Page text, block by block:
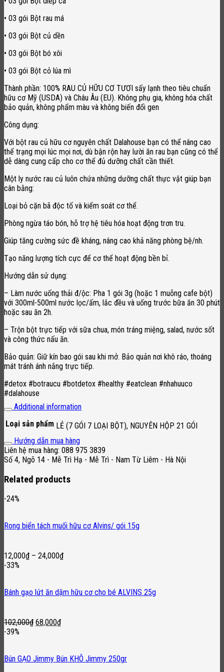
• 03 gói Bột rau má
• 03 gói Bột củ dền
• 03 gói Bột bó xôi
• 03 gói Bột cỏ lúa mì
Thành phần: 100% RAU CỦ HỮU CƠ TƯƠI sấy lạnh theo tiêu chuẩn
hữu cơ Mỹ (USDA) và Châu Âu (EU). Không phụ gia, không hóa chất
bảo quản, không phẩm màu và không biến đổi gen
Công dụng:
Với bột rau củ hữu cơ nguyên chất Dalahouse bạn có thể nâng cao
thể trạng mọi lúc mọi nơi, dù bận rộn hay lười ăn rau bạn cũng có thể
dễ dàng cung cấp cho cơ thể đủ dưỡng chất cần thiết.
Một ly nước rau củ luôn chứa những dưỡng chất thực vật giúp bạn
cân bằng:
Loại bỏ cặn bã độc tố và kiểm soát cơ thể.
Phòng ngừa táo bón, hỗ trợ hệ tiêu hóa hoạt động trơn tru.
Giúp tăng cường sức đề kháng, nâng cao khả năng phòng bệ/nh.
Tạo năng lượng tích cực để cơ thể hoạt động bền bỉ.
Hướng dẫn sử dụng:
– Làm nước uống thải đ/ộc: Pha 1 gói 3g (hoặc 1 muỗng cafe bột)
với 300ml-500ml nước lọc/ấm, lắc đều và uống trước bữa ăn 30 phút
hoặc sau ăn 2h.
– Trộn bột trực tiếp với sữa chua, món tráng miệng, salad, nước sốt
và công thức nấu ăn.
Bảo quản: Giữ kín bao gói sau khi mở. Bảo quản nơi khô ráo, thoáng
mát tránh ánh nắng trực tiếp.
#detox #botraucu #botdetox #healthy #eatclean #nhahuuco
#dalahouse
Additional information
Loại sản phẩm LẺ (7 GÓI 7 LOẠI BỘT), NGUYÊN HỘP 21 GÓI
Hướng dẫn mua hàng
Liên hệ mua hàng: 088 975 3839
Số 4, Ngõ 14 - Mễ Trì Hạ - Mễ Trì - Nam Từ Liêm - Hà Nội
Related products
-24%
Rong biển tách muối hữu cơ Alvins/ gói 15g
12,000₫– 24,000₫
-33%
Bánh gạo lứt ăn dặm hữu cơ cho bé ALVINS 25g
102,000₫ Original
68,000₫Current
-39%
Bún GẠO Jimmy Bún KHÔ Jimmy 250gr